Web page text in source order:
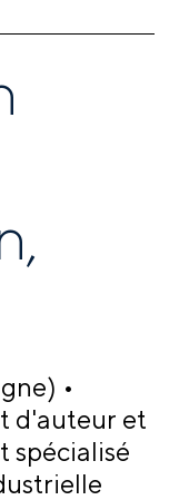
•
d'auteur et
spécialisé